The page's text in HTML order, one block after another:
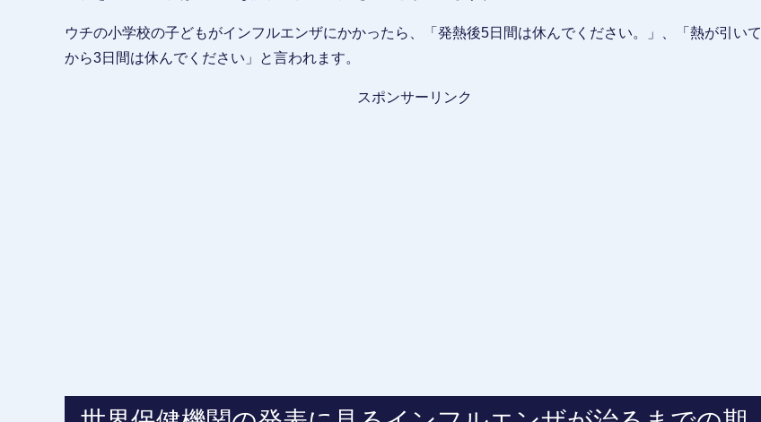
ウチの小学校の子どもがインフルエンザにかかったら、「発熱後5日間は休んでください。」、「熱が引いて
から3日間は休んでください」と言われます。
スポンサーリンク